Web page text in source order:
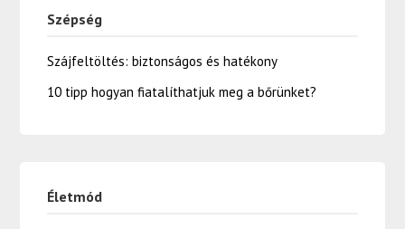
Szépség
Szájfeltöltés: biztonságos és hatékony
10 tipp hogyan fiatalíthatjuk meg a bőrünket?
Életmód